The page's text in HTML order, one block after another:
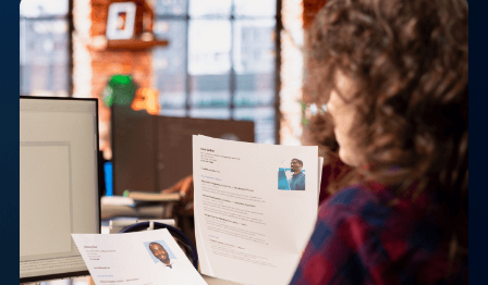
de Reclutamiento
Enfrentan Desafíos de
Eficiencia